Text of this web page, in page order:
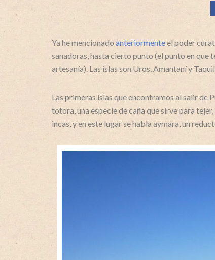
Ya he mencionado anteriormenteel poder
sanadoras, hasta cierto punto (el punto en que
artesanía). Las islas son Uros, Amantaní y
Las primeras islas que encontramos al salir de
totora, una especie de caña que sirve para
incas, y en este lugar se habla aymara, un